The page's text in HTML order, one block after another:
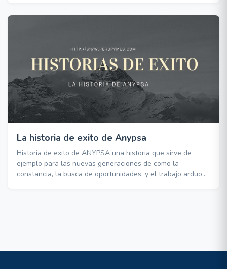
La historia de exito de Anypsa
Historia de exito de ANYPSA una historia que sirve de
ejemplo para las nuevas generaciones de como la
constancia, la busca de oportunidades, y el trabajo arduo